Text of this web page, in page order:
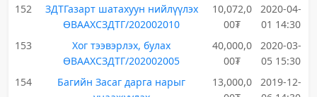
152
ЗДТГазарт шатахуун нийлүүлэх
ӨВААХСЗДТГ/202002010
10,072,0
00₮
2020-04-
01 14:30
153
Хог тээвэрлэх, булах
ӨВААХСЗДТГ/202002005
40,000,0
00₮
2020-03-
05 15:30
154
Багийн Засаг дарга нарыг
13,000,0
2019-12-